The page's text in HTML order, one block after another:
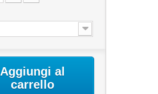
Aggiungi al
carrello